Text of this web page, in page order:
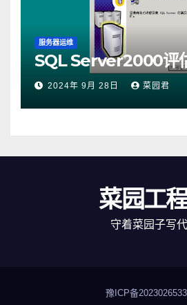
服务器运维
SQL Server2000评
2024年 9月 28日 菜园君
菜园工
守着菜园子写
豫ICP备